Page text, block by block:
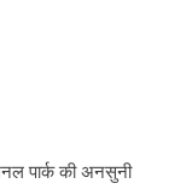
पार्क की अनसुनी